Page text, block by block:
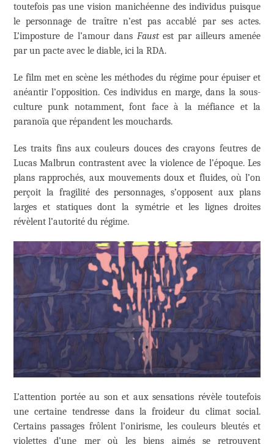
toutefois pas une vision manichéenne des individus puisque
le personnage de traître n’est pas accablé par ses actes.
L’imposture de l’amour dans Faustest par ailleurs amenée
par un pacte avec le diable, ici la RDA.
Le film met en scène les méthodes du régime pour épuiser et
anéantir l’opposition. Ces individus en marge, dans la sous-
culture punk notamment, font face à la méfiance et la
paranoïa que répandent les mouchards.
Les traits fins aux couleurs douces des crayons feutres de
Lucas Malbrun contrastent avec la violence de l’époque. Les
plans rapprochés, aux mouvements doux et fluides, où l’on
perçoit la fragilité des personnages, s’opposent aux plans
larges et statiques dont la symétrie et les lignes droites
révèlent l’autorité du régime.
L’attention portée au son et aux sensations révèle toutefois
une certaine tendresse dans la froideur du climat social.
Certains passages frôlent l’onirisme, les couleurs bleutés et
violettes d’une mer où les biens aimés se retrouvent